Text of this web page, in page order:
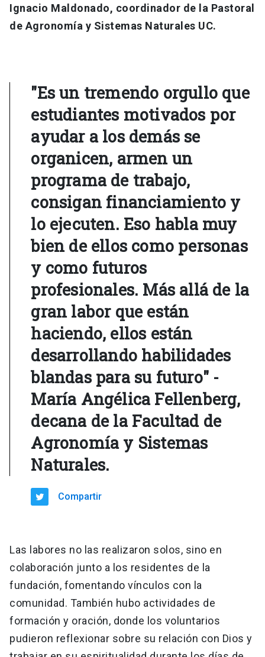
Ignacio Maldonado, coordinador de la Pastoral
de Agronomía y Sistemas Naturales UC.
"Es un tremendo orgullo que
estudiantes motivados por
ayudar a los demás se
organicen, armen un
programa de trabajo,
consigan financiamiento y
lo ejecuten. Eso habla muy
bien de ellos como personas
y como futuros
profesionales. Más allá de la
gran labor que están
haciendo, ellos están
desarrollando habilidades
blandas para su futuro" -
María Angélica Fellenberg,
decana de la Facultad de
Agronomía y Sistemas
Naturales.
Compartir
Las labores no las realizaron solos, sino en
colaboración junto a los residentes de la
fundación, fomentando vínculos con la
comunidad. También hubo actividades de
formación y oración, donde los voluntarios
pudieron reflexionar sobre su relación con Dios y